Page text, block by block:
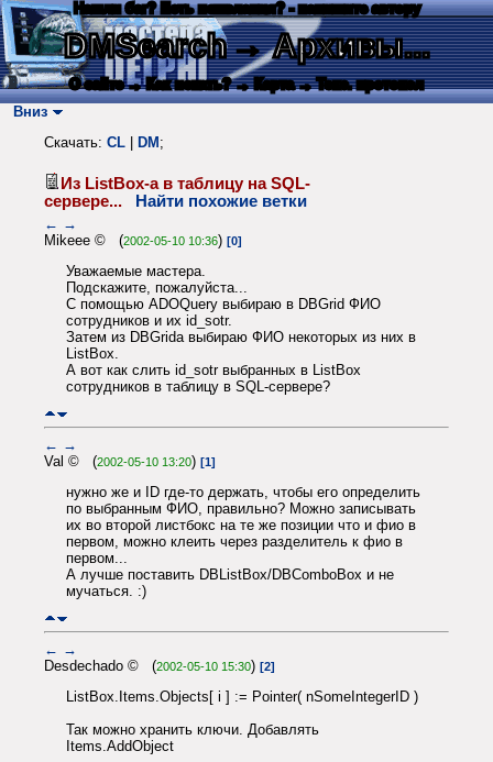
Нашли баг? Есть пожелания? - напишите автору
DMSearch→ Архивы...
О сайте → Как искать? → Карта → Текс. протокол
Вниз
Скачать: CL DM ;
Из ListBox-а в таблицу на SQL-
сервере...
Найти похожие ветки
← →
Mikeee © (2002-05-10 10:36) [0]
Уважаемые мастера.
Подскажите, пожалуйста...
С помощью ADOQuery выбираю в DBGrid ФИО
сотрудников и их id_sotr.
Затем из DBGridа выбираю ФИО некоторых из них в
ListBox.
А вот как слить id_sotr выбранных в ListBox
сотрудников в таблицу в SQL-сервере?
← →
Val © (2002-05-10 13:20) [1]
нужно же и ID где-то держать, чтобы его определить
по выбранным ФИО, правильно? Можно записывать
их во второй листбокс на те же позиции что и фио в
первом, можно клеить через разделитель к фио в
первом...
А лучше поставить DBListBox/DBComboBox и не
мучаться. :)
← →
Desdechado © (2002-05-10 15:30) [2]
ListBox.Items.Objects[ i ] := Pointer( nSomeIntegerID )
Так можно хранить ключи. Добавлять
Items.AddObject